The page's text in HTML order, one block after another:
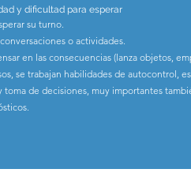
y dificultad para esperar
su turno.
o actividades.
en las consecuencias (lanza objetos,
se trabajan habilidades de autocontrol,
toma de decisiones, muy importantes